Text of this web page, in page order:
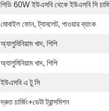
পিডি 60W ইউএসবি থেকে ইউএসবি সি
মোবাইল ফোন, ট্যাবলেট, পাওয়ার ব্যাংক
অ্যালুমিনিয়াম খাদ, পিপি
অ্যালুমিনিয়াম খাদ, পিপি
ইউএসবি এ টু সি
দ্রুত চার্জিং+ডেটা ট্রান্সমিশন